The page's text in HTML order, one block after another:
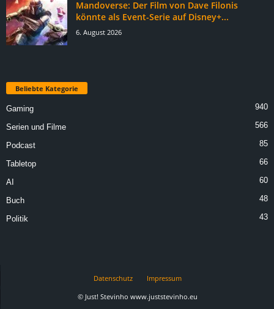
Mandoverse: Der Film von Dave Filonis
könnte als Event-Serie auf Disney+...
6. August 2026
Beliebte Kategorie
Gaming 940
Serien und Filme 566
Podcast 85
Tabletop 66
AI 60
Buch 48
Politik 43
Datenschutz
Impressum
© Just! Stevinho www.juststevinho.eu